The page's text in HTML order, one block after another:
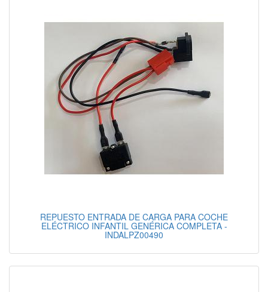
REPUESTO ENTRADA DE CARGA PARA COCHE
ELÉCTRICO INFANTIL GENÉRICA COMPLETA -
INDALPZ00490